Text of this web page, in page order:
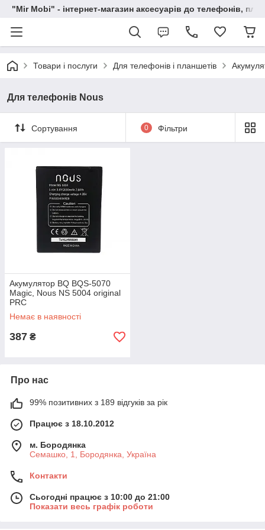
"Mir Mobi" - інтернет-магазин аксесуарів до телефонів,
Товари і послуги Для телефонів і планшетів
Для телефонів Nous
Сортування 0 Фільтри
Акумулятор BQ BQS-5070
Magic, Nous NS 5004 original
PRC
Немає в наявності
387 ₴
Про нас
99% позитивних з 189 відгуків за рік
Працює з 18.10.2012
м. Бородянка
Семашко, 1, Бородянка, Україна
Контакти
Сьогодні працює з 10:00 до 21:00
Показати весь графік роботи